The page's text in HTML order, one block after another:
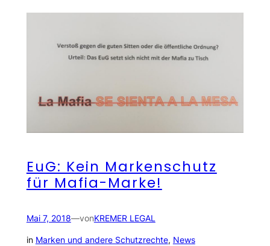
EuG: Kein Markenschutz
für Mafia-Marke!
Mai 7, 2018—vonKREMER LEGAL
in Marken und andere Schutzrechte, News